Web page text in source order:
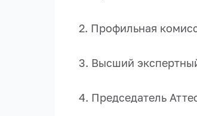
2. Профильная
3. Высший
4. Председатель